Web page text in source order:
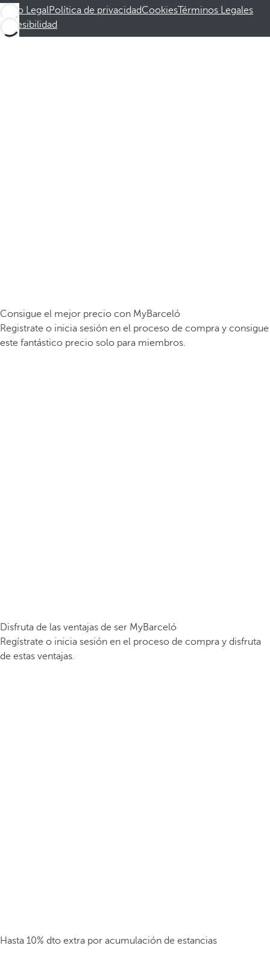
Aviso LegalPolítica de privacidadCookiesTérminos Legales
Accesibilidad
Consigue el mejor precio con MyBarceló
Registrate o inicia sesión en el proceso de compra y consigue
este fantástico precio solo para miembros.
Disfruta de las ventajas de ser MyBarceló
Regístrate o inicia sesión en el proceso de compra y disfruta
de estas ventajas.
Hasta 10% dto extra por acumulación de estancias